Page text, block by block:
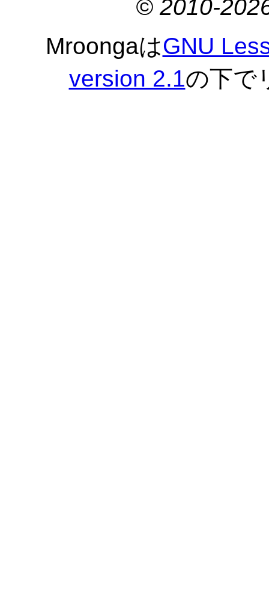
© 2010-
MroongaはGNU
version 2.1の下で